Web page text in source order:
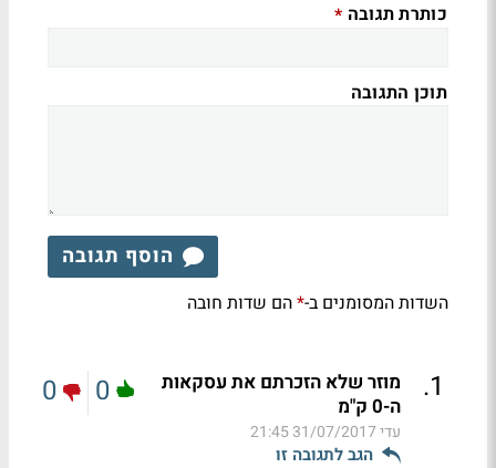
כותרת תגובה *
תוכן התגובה
הוסף תגובה
השדות המסומנים ב-*הם שדות חובה
1
.
מוזר שלא הזכרתם את עסקאות
ה-0 ק"מ
עדי31/07/2017 21:45
הגב לתגובה זו
0
0